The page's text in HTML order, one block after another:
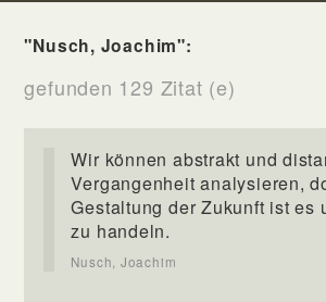
"Nusch, Joachim":
gefunden 129 Zitat (e)
Wir können abstrakt und
Vergangenheit analysieren,
Gestaltung der Zukunft ist es
zu handeln.
Nusch, Joachim